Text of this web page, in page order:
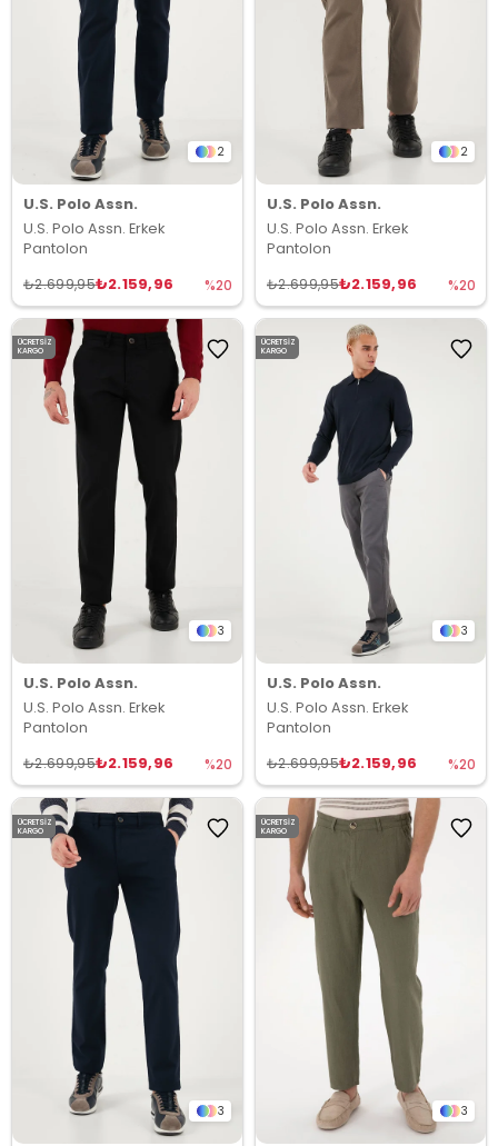
2
U.S. Polo Assn.
U.S. Polo Assn. Erkek
Pantolon
₺2.159,96
₺2.699,95 %20
2
U.S. Polo Assn.
U.S. Polo Assn. Erkek
Pantolon
₺2.159,96
₺2.699,95 %20
3
U.S. Polo Assn.
U.S. Polo Assn. Erkek
Pantolon
₺2.159,96
₺2.699,95 %20
ÜCRETSIZ
KARGO
3
U.S. Polo Assn.
U.S. Polo Assn. Erkek
Pantolon
₺2.159,96
₺2.699,95 %20
ÜCRETSIZ
KARGO
3
ÜCRETSIZ
KARGO
3
ÜCRETSIZ
KARGO